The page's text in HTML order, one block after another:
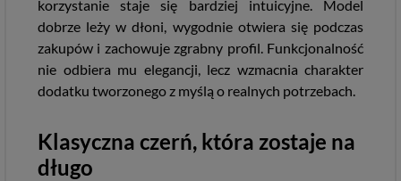
korzystanie staje się bardziej intuicyjne. Model
dobrze leży w dłoni, wygodnie otwiera się podczas
zakupów i zachowuje zgrabny profil. Funkcjonalność
nie odbiera mu elegancji, lecz wzmacnia charakter
dodatku tworzonego z myślą o realnych potrzebach.
Klasyczna czerń, która zostaje na
długo